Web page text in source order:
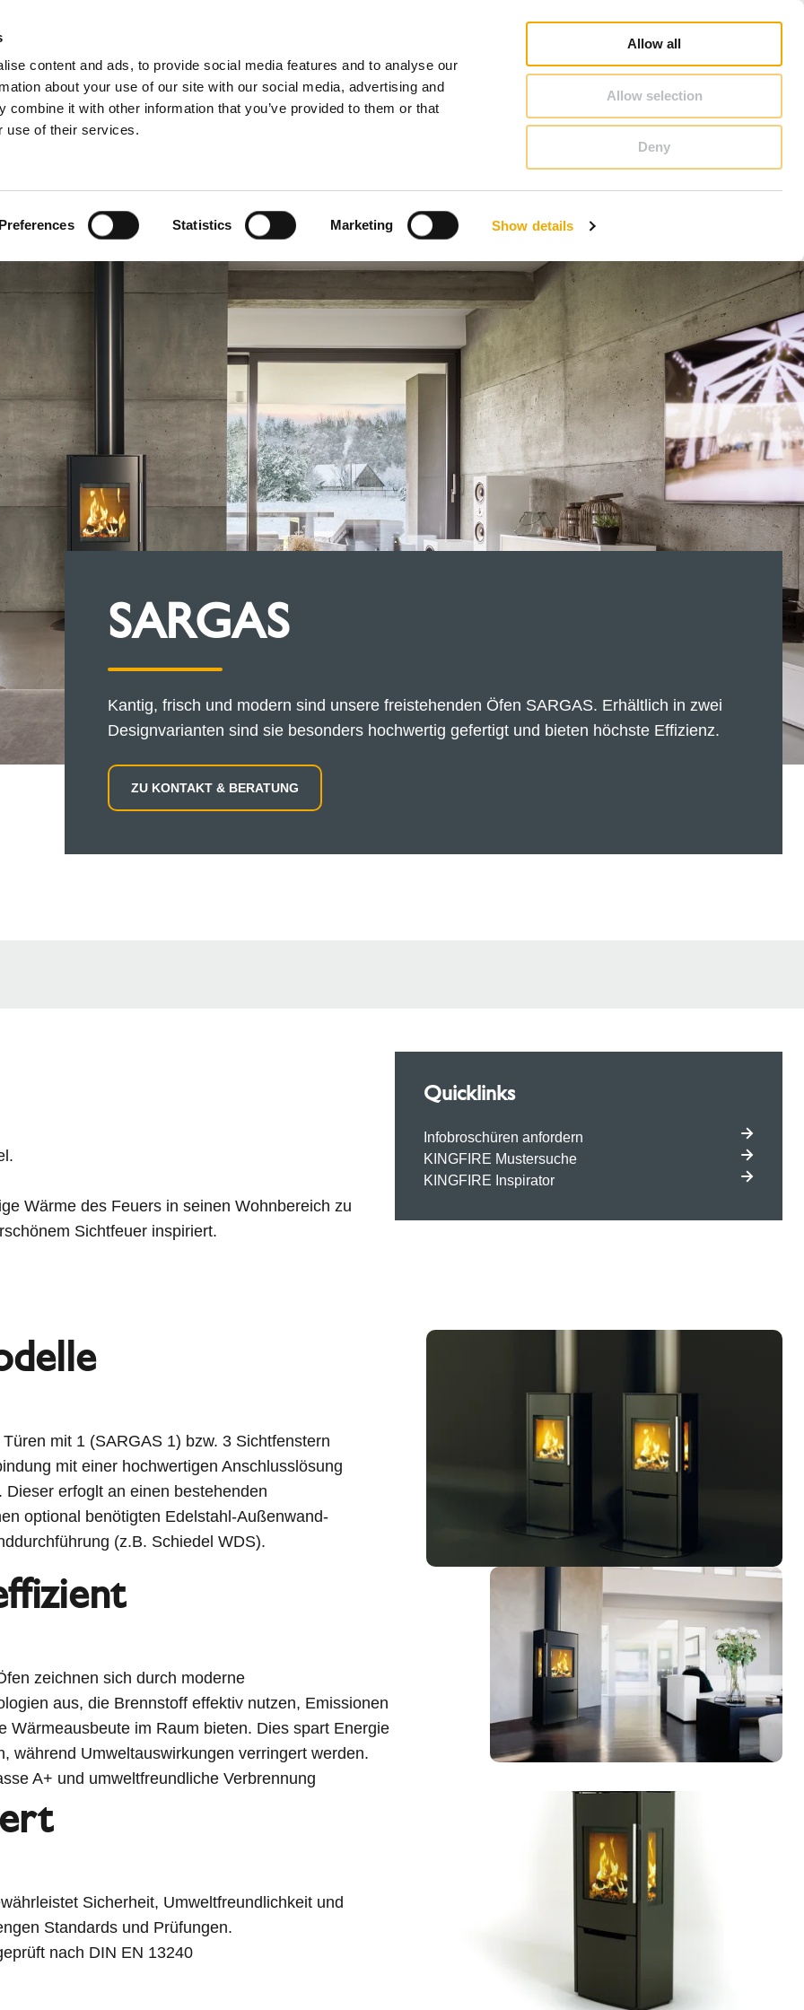
content and ads, to provide social media features and to analyse our
about your use of our site with our social media, advertising and
combine it with other information that you’ve provided to them or that
use of their services.
Preferences Statistics Marketing Show details
Allow all
Allow selection
Deny
Dänemark
Estland
Litauen
Norwegen
Schweden
Schweiz
Tschechische Republik
Österreich
Für Profis
SARGAS
Kantig, frisch und modern sind unsere freistehenden Öfen SARGAS. Erhältlich in zwei
Designvarianten sind sie besonders hochwertig gefertigt und bieten höchste Effizienz.
ZU KONTAKT & BERATUNG
Wärme des Feuers in seinen Wohnbereich zu
Sichtfeuer inspiriert.
Quicklinks
Infobroschüren anfordern
KINGFIRE Mustersuche
KINGFIRE Inspirator
mit 1 (SARGAS 1) bzw. 3 Sichtfenstern
mit einer hochwertigen Anschlusslösung
Dieser erfoglt an einen bestehenden
optional benötigten Edelstahl-Außenwand-
(z.B. Schiedel WDS).
zeichnen sich durch moderne
aus, die Brennstoff effektiv nutzen, Emissionen
Wärmeausbeute im Raum bieten. Dies spart Energie
während Umweltauswirkungen verringert werden.
A+ und umweltfreundliche Verbrennung
Sicherheit, Umweltfreundlichkeit und
Standards und Prüfungen.
nach DIN EN 13240